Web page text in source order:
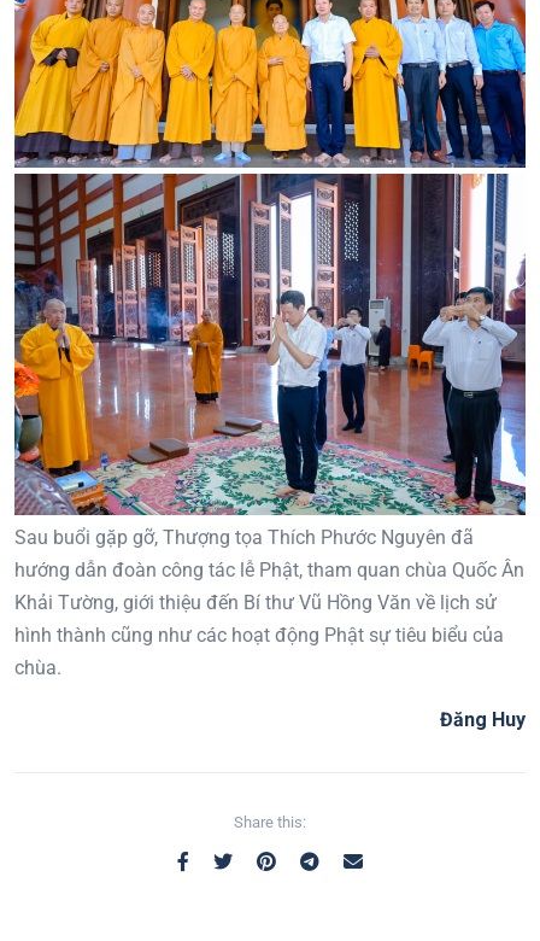
Sau buổi gặp gỡ, Thượng tọa Thích Phước Nguyên đã
hướng dẫn đoàn công tác lễ Phật, tham quan chùa Quốc Ân
Khải Tường, giới thiệu đến Bí thư Vũ Hồng Văn về lịch sử
hình thành cũng như các hoạt động Phật sự tiêu biểu của
chùa.
Đăng Huy
Share this: